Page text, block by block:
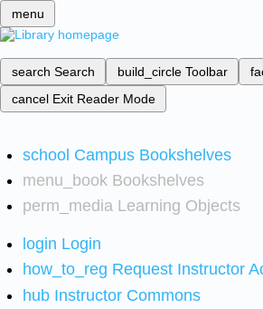
menu
search Search build_circle Toolbar
cancel Exit Reader Mode
school Campus Bookshelves
menu_book Bookshelves
perm_media Learning Objects
login Login
how_to_reg Request Instructor
hub Instructor Commons